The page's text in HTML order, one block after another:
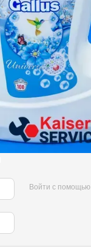
Войти с помощью